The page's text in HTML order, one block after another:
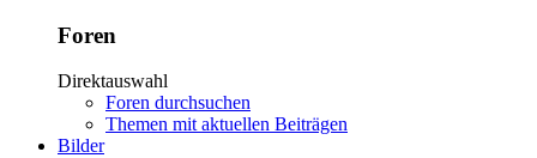
Foren
Direktauswahl
Foren durchsuchen
Themen mit aktuellen Beiträgen
Bilder